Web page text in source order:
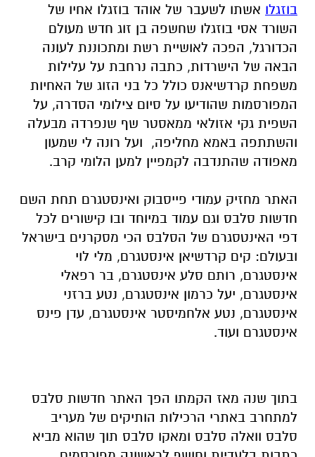
בוזגלו אשתו לשעבר של אוהד בוזגלו אחיו של
השורד אסי בוזגלו שחשפה בן זוג חדש מעולם
הכדורגל, הפכה לאושיית רשת ומתכוננת לעונה
הבאה של הישרדות, כתבה נרחבת על עלילות
משפחת קרדשיאנס כולל כל בני הזוג של האחיות
המפורסמות שהודיעו על סיום צילומי הסדרה, על
השפית גקי אזולאי ממאסטר שף שנפרדה מבעלה
והשתתפה באמא מחליפה, ועל רונה לי שמעון
מאפודה שהתנדבה לקמפיין למען הלומי קרב.
האתר מחזיק עמודי פייסבוק ואינסטגרם תחת השם
חדשות סלבס וגם עמוד במיוחד ובו קישורים לכל
דפי האינטסגרם של הסלבס הכי מסקרנים בישראל
ובעולם: קים קרדשיאן אינסטגרם, מלי לוי
אינסטגרם, רותם סלע אינסטגרם, בר רפאלי
אינסטגרם, יעל כרמון אינסטגרם, נטע ברזני
אינסטגרם, נטע אלחמיסטר אינסטגרם, עדן פינס
אינסטגרם ועוד.
בתוך שנה מאז הקמתו הפך האתר חדשות סלבס
למתחרב באתרי הרכילות הותיקים של מעריב
סלבס וואלה סלבס ומאקו סלבס תוך שהוא מביא